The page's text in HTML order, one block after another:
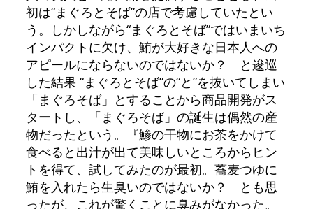
初は“まぐろとそば”の店で考慮していたとい
う。しかしながら“まぐろとそば”ではいまいち
インパクトに欠け、鮪が大好きな日本人への
アピールにならないのではないか？ と逡巡
した結果 “まぐろとそば”の“と”を抜いてしまい
「まぐろそば」とすることから商品開発がス
タートし、「まぐろそば」の誕生は偶然の産
物だったという。『鯵の干物にお茶をかけて
食べると出汁が出て美味しいところからヒン
トを得て、試してみたのが最初。蕎麦つゆに
鮪を入れたら生臭いのではないか？ とも思
ったが、これが驚くことに臭みがなかった。